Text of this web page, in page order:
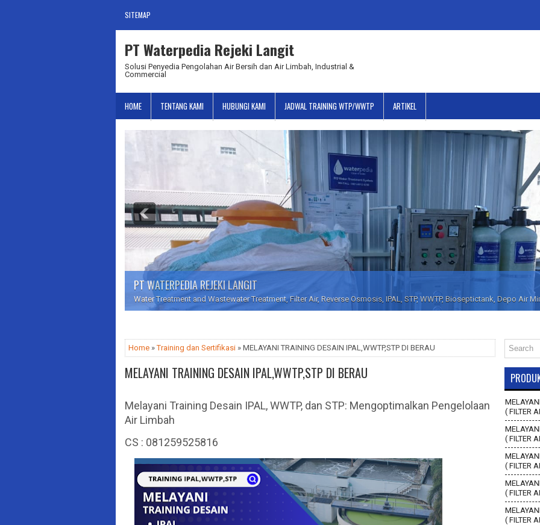
SITEMAP
PT Waterpedia Rejeki Langit
Solusi Penyedia Pengolahan Air Bersih dan Air Limbah, Industrial &
Commercial
HOME TENTANG KAMI HUBUNGI KAMI JADWAL TRAINING WTP/WWTP ARTIKEL
PT WATERPEDIA REJEKI LANGIT
Water Treatment and Wastewater Treatment, Filter Air, Reverse Osmosis, IPAL, STP, WWTP, Bioseptictank, Depo Air
Home »Training dan Sertifikasi » MELAYANI TRAINING DESAIN IPAL,WWTP,STP DI BERAU
MELAYANI TRAINING DESAIN IPAL,WWTP,STP DI BERAU
Melayani Training Desain IPAL, WWTP, dan STP: Mengoptimalkan Pengelolaan
Air Limbah
CS : 081259525816
( FILTER
( FILTER
( FILTER
( FILTER
( FILTER